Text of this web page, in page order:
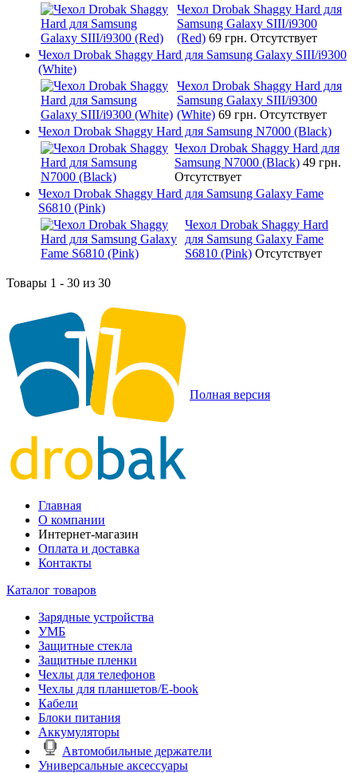
Чехол Drobak Shaggy Hard для
Samsung Galaxy SIII/i9300
(Red) 69 грн. Отсутствует
Чехол Drobak Shaggy Hard для Samsung Galaxy SIII/i9300
(White)
Чехол Drobak Shaggy Hard для
Samsung Galaxy SIII/i9300
(White) 69 грн. Отсутствует
Чехол Drobak Shaggy Hard для Samsung N7000 (Black)
Чехол Drobak Shaggy Hard для
Samsung N7000 (Black) 49 грн.
Отсутствует
Чехол Drobak Shaggy Hard для Samsung Galaxy Fame
S6810 (Pink)
Чехол Drobak Shaggy Hard
для Samsung Galaxy Fame
S6810 (Pink) Отсутствует
Товары 1 - 30 из 30
Полная версия
Главная
О компании
Интернет-магазин
Оплата и доставка
Контакты
Каталог товаров
Зарядные устройства
УМБ
Защитные стекла
Защитные пленки
Чехлы для телефонов
Чехлы для планшетов/E-book
Кабели
Блоки питания
Аккумуляторы
Автомобильные держатели
Универсальные аксессуары